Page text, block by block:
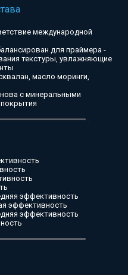
международной
для праймера -
текстуры, увлажняющие
масло моринги,
с минеральными
эффективность
эффективность
эффективность